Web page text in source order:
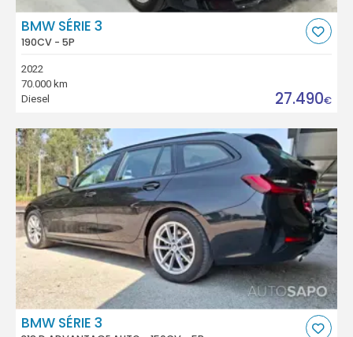
BMW SÉRIE 3
190CV - 5P
2022
70.000 km
Diesel
27.490€
BMW SÉRIE 3